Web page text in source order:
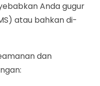
Anda gugur
atau bahkan di-
dan